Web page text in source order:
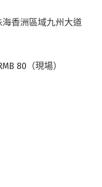
香洲區域九州大道
80（現場）